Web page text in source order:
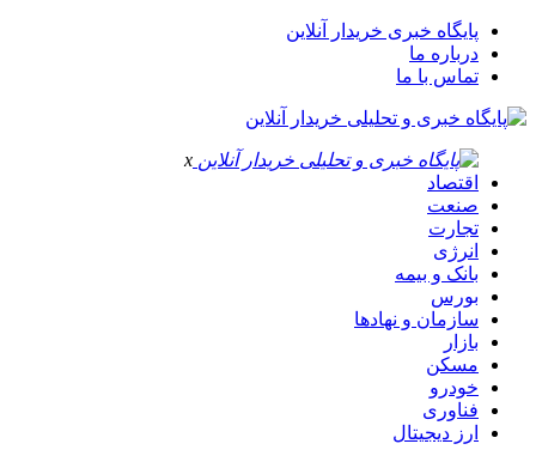
پایگاه خبری خریدار آنلاین
درباره ما
تماس با ما
x
اقتصاد
صنعت
تجارت
انرژی
بانک و بیمه
بورس
سازمان و نهادها
بازار
مسکن
خودرو
فناوری
ارز دیجیتال